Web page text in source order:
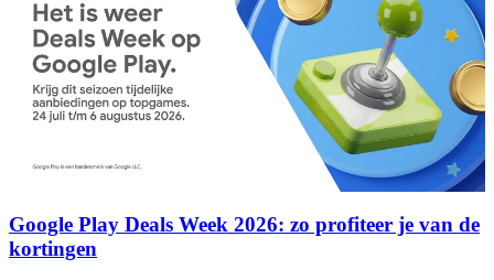
Google Play Deals Week 2026: zo profiteer je van de
kortingen